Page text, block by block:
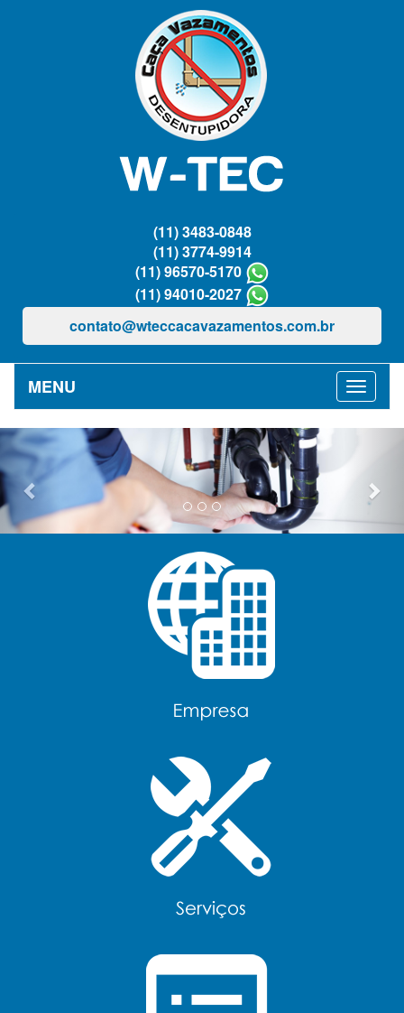
(11) 3483-0848
(11) 3774-9914
(11) 96570-5170
(11) 94010-2027
contato@wteccacavazamentos.com.br
MENU
Previous